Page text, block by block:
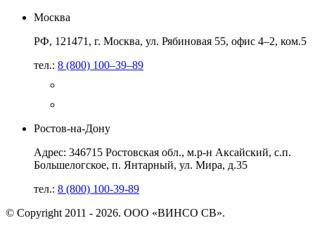
Москва
РФ, 121471, г. Москва, ул. Рябиновая 55, офис 4–2, ком.5
тел.: 8 (800) 100–39–89
Ростов-на-Дону
Адрес: 346715 Ростовская обл., м.р-н Аксайский, с.п.
Большелогское, п. Янтарный, ул. Мира, д.35
тел.: 8 (800) 100-39-89
© Copyright 2011 - 2026. ООО «ВИНСО СВ».